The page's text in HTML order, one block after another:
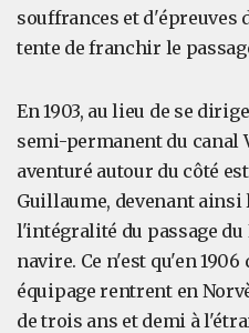
souffrances et d'épreuves
tente de franchir le
En 1903, au lieu de se
semi-permanent du canal
aventuré autour du côté
Guillaume, devenant
l'intégralité du passage du
navire. Ce n'est qu'en
équipage rentrent en
de trois ans et demi à